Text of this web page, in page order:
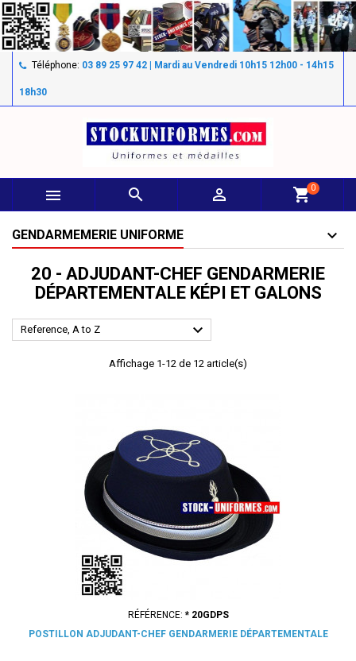
Téléphone: 03 89 25 97 42 | Mardi au Vendredi 10h15 12h00 - 14h15
18h30
   shopping_cart0
GENDARMEMERIE UNIFORME
20 - ADJUDANT-CHEF GENDARMERIE
DÉPARTEMENTALE KÉPI ET GALONS
Reference, A to Z 
Affichage 1-12 de 12 article(s)
RÉFÉRENCE: * 20GDPS
POSTILLON ADJUDANT-CHEF GENDARMERIE DÉPARTEMENTALE